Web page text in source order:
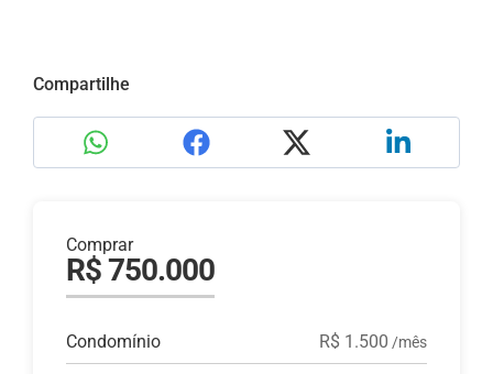
Compartilhe
Comprar
R$ 750.000
Condomínio R$ 1.500 /mês